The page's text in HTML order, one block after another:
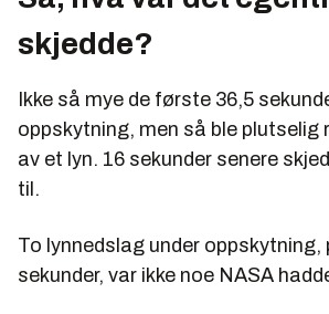
skjedde?
Ikke så mye de første 36,5
oppskytning, men så ble plutselig
av et lyn. 16 sekunder senere
til.
To lynnedslag under oppskytning,
sekunder, var ikke noe NASA